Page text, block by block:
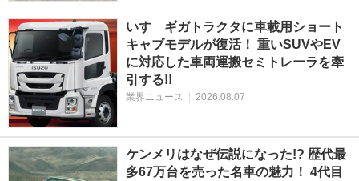
いすゞギガトラクタに車載用ショート
キャブモデルが復活！ 重いSUVやEV
に対応した車両運搬セミトレーラを牽
引する!!
業界ニュース 2026.08.07
ケンメリはなぜ伝説になった!? 歴代最
多67万台を売った名車の魅力！ 4代目